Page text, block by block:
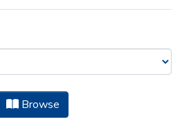
- Ingeniería
Browse